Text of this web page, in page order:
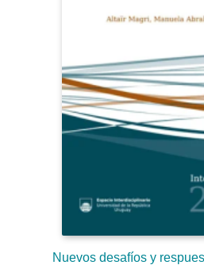
Nuevos desafíos y